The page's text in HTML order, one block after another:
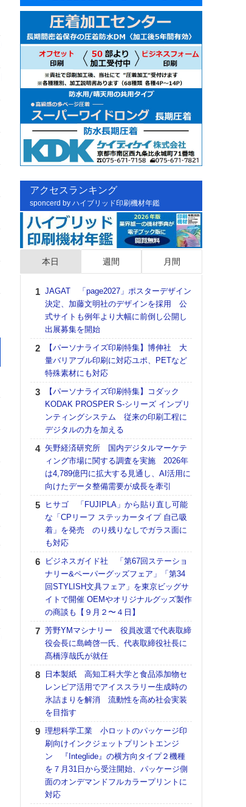
アクセスランキング
sponcerd by ハイブリッド印刷機材年鑑
本日 週間 月間
JAGAT 「page2027」ポスターデザイン
決定、加藤文明社のデザインを採用 公
式サイトも例年より大幅に前倒し公開し
出展募集を開始
【パーソナライズ印刷特集】博伸社 大
量バリアブル印刷に対応ユポ、PETなど
特殊素材にも対応
【パーソナライズ印刷特集】コダック
KODAK PROSPER S-シリーズ インプリ
ンティングシステム 従来の印刷工程に
デジタルの力を加える
矢野経済研究所 国内デジタルマーケテ
ィング市場に関する調査を実施 2026年
は4,789億円に拡大する見通し、AI活用に
向けたデータ整備需要が成長を牽引
ヒサゴ 「FUJIPLA」から貼り直し可能
な「CPリーフ ステッカータイプ 自己吸
着」を発売 のり残りなしでガラス面に
も対応
ビジネスガイド社 「第67回ステーショ
ナリー&ペーパーグッズフェア」「第34
回STYLISH文具フェア」を東京ビッグサ
イトで開催 OEMやオリジナルグッズ製作
の商談も【９月２〜４日】
芳野YMマシナリー 役員改選で代表取締
役会長に島崎啓一氏、代表取締役社長に
髙橋淳哉氏が就任
日本製紙 高知工科大学と食品添加物セ
レンピア活用でアイススラリー生成時の
氷詰まりを解消 流動性を高め社会実装
を目指す
理想科学工業 小ロットのパッケージ印
刷向けインクジェットプリントエンジ
ン 『Integlide』の横方向タイプ２機種
を７月31日から受注開始、パッケージ側
面のオンデマンドフルカラープリントに
対応